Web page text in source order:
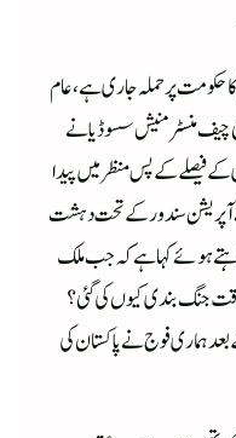
پر حملہ جاری ہے،عام
چیف منسٹر منیش سسوڈیا نے
فیصلے کے پس منظر میں پیدا
سندور کے تحت دہشت
ہوئے کہا ہےکہ جب ملک
بندی کیوں کی گئی؟
ہماری فوج نے پاکستان کی